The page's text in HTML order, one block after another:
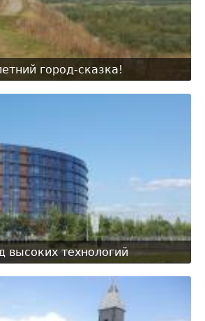
город-сказка!
высоких технологий